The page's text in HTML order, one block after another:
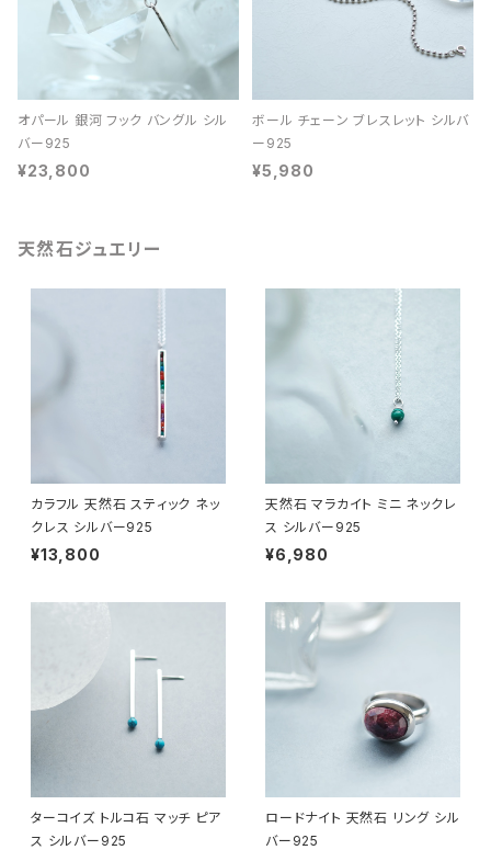
オパール 銀河 フック バングル シル
バー925
¥23,800
ボール チェーン ブレスレット シルバ
ー925
¥5,980
天然石ジュエリー
カラフル 天然石 スティック ネッ
クレス シルバー925
¥13,800
天然石 マラカイト ミニ ネックレ
ス シルバー925
¥6,980
ターコイズ トルコ石 マッチ ピア
ス シルバー925
ロードナイト 天然石 リング シル
バー925